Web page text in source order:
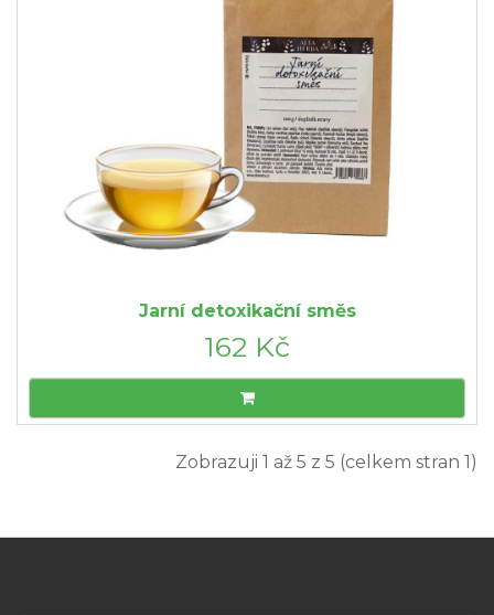
Jarní detoxikační směs
162 Kč
Zobrazuji 1 až 5 z 5 (celkem stran 1)